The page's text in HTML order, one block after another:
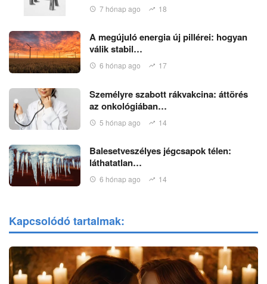
7 hónap ago 18
A megújuló energia új pillérei: hogyan
válik stabil…
6 hónap ago 17
Személyre szabott rákvakcina: áttörés
az onkológiában…
5 hónap ago 14
Balesetveszélyes jégcsapok télen:
láthatatlan…
6 hónap ago 14
Kapcsolódó tartalmak: